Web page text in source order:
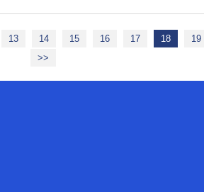
13 14 15 16 17 18 19
>>